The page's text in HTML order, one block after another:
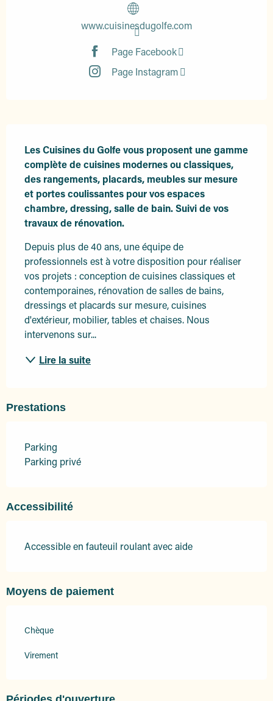
www.cuisinesdugolfe.com
Page Facebook
Page Instagram
Les Cuisines du Golfe vous proposent une gamme
complète de cuisines modernes ou classiques,
des rangements, placards, meubles sur mesure
et portes coulissantes pour vos espaces
chambre, dressing, salle de bain. Suivi de vos
travaux de rénovation.
Depuis plus de 40 ans, une équipe de
professionnels est à votre disposition pour réaliser
vos projets : conception de cuisines classiques et
contemporaines, rénovation de salles de bains,
dressings et placards sur mesure, cuisines
d'extérieur, mobilier, tables et chaises. Nous
intervenons sur...
Lire la suite
Prestations
Parking
Parking privé
Accessibilité
Accessible en fauteuil roulant avec aide
Moyens de paiement
Chèque
Virement